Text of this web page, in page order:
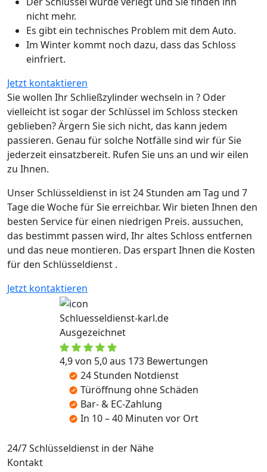
nicht mehr.
Es gibt ein technisches Problem mit dem Auto.
Im Winter kommt noch dazu, dass das Schloss
einfriert.
Jetzt kontaktieren
Sie wollen Ihr Schließzylinder wechseln in ? Oder
vielleicht ist sogar der Schlüssel im Schloss stecken
geblieben? Ärgern Sie sich nicht, das kann jedem
passieren. Genau für solche Notfälle sind wir für Sie
jederzeit einsatzbereit. Rufen Sie uns an und wir eilen
zu Ihnen.
Unser Schlüsseldienst in ist 24 Stunden am Tag und 7
Tage die Woche für Sie erreichbar. Wir bieten Ihnen den
besten Service für einen niedrigen Preis. aussuchen,
das bestimmt passen wird, Ihr altes Schloss entfernen
und das neue montieren. Das erspart Ihnen die Kosten
für den Schlüsseldienst .
Jetzt kontaktieren
Schluesseldienst-karl.de
Ausgezeichnet
4,9 von 5,0 aus 173 Bewertungen
24 Stunden Notdienst
Türöffnung ohne Schäden
Bar- & EC-Zahlung
In 10 – 40 Minuten vor Ort
24/7 Schlüsseldienst in der Nähe
Kontakt